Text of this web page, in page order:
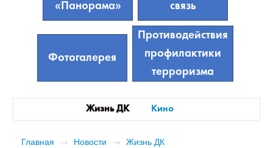
«Панорама»
связь
Фотогалерея
Противодействия
профилактики
терроризма
Жизнь ДК Кино
Главная → Новости → Жизнь ДК